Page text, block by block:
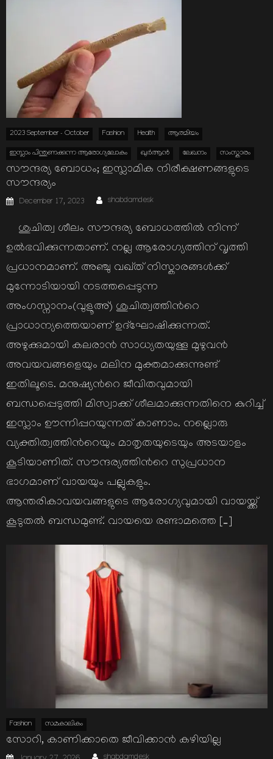
2023 September - October Fashion Health ആത്മിയം
ഇസ്ലാം പിന്തുണക്കുന്ന ആരോഗ്യലോകം ഖുര്‍ആന്‍ ലേഖനം സംസ്കാരം
സൗന്ദര്യ ബോധം; ഇസ്ലാമിക നിരീക്ഷണങ്ങളുടെ
സൗന്ദര്യം
Posted
on
December 17, 2023 Author
shabdamdesk
ശുചിത്വ ശീലം സൗന്ദര്യ ബോധത്തില്‍ നിന്ന്
ഉല്‍ഭവിക്കുന്നതാണ്. നല്ല ആരോഗ്യത്തിന് വൃത്തി
പ്രധാനമാണ്. അഞ്ചു വഖ്ത് നിസ്കാരങ്ങള്‍ക്ക്
മുന്നോടിയായി നടത്തപ്പെടുന്ന
അംഗസ്നാനം(വുളൂഅ്) ശുചിത്വത്തിന്‍റെ
പ്രാധാന്യത്തെയാണ് ഉദ്ഘോഷിക്കുന്നത്.
അഴുക്കുമായി കലരാന്‍ സാധ്യതയുള്ള മുഴുവന്‍
അവയവങ്ങളെയും മലിന മുക്തമാക്കുന്നുണ്ട്
ഇതിലൂടെ. മനുഷ്യന്‍റെ ജീവിതവുമായി
ബന്ധപ്പെടുത്തി മിസ്വാക്ക് ശീലമാക്കുന്നതിനെ കുറിച്ച്
ഇസ്ലാം ഊന്നിപ്പറയുന്നത് കാണാം. നല്ലൊരു
വ്യക്തിത്വത്തിന്‍റെയും മാതൃതയുടെയും അടയാളം
കൂടിയാണിത്. സൗന്ദര്യത്തിന്‍റെ സുപ്രധാന
ഭാഗമാണ് വായയും പല്ലുകളും.
ആന്തരികാവയവങ്ങളുടെ ആരോഗ്യവുമായി വായയ്ക്ക്
കൂടുതല്‍ ബന്ധമുണ്ട്. വായയെ രണ്ടാമത്തെ […]
Fashion സമകാലികം
സോറി, കാണിക്കാതെ ജീവിക്കാൻ കഴിയില്ല
Posted
Author